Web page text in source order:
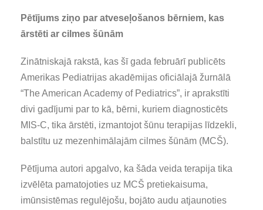
Pētījums ziņo par atveseļošanos bērniem, kas
ārstēti ar cilmes šūnām
Zinātniskajā rakstā, kas šī gada februārī publicēts
Amerikas Pediatrijas akadēmijas oficiālajā žurnālā
“The American Academy of Pediatrics”, ir aprakstīti
divi gadījumi par to kā, bērni, kuriem diagnosticēts
MIS-C, tika ārstēti, izmantojot šūnu terapijas līdzekli,
balstītu uz mezenhimālajām cilmes šūnām (MCŠ).
Pētījuma autori apgalvo, ka šāda veida terapija tika
izvēlēta pamatojoties uz MCŠ pretiekaisuma,
imūnsistēmas regulējošu, bojāto audu atjaunoties